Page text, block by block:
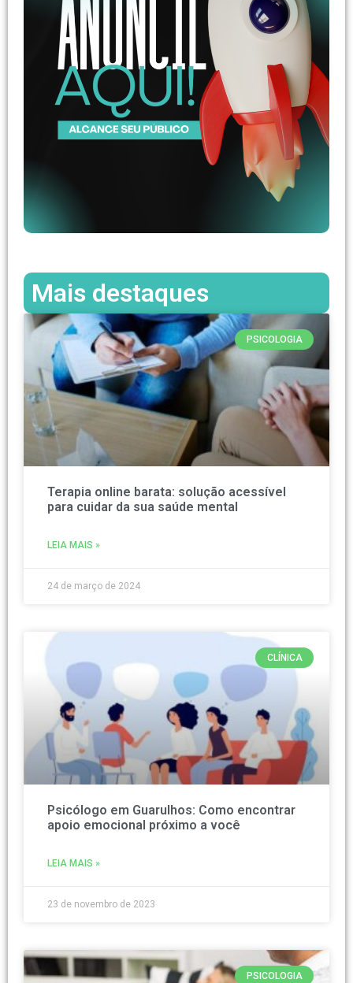
Mais destaques
PSICOLOGIA
Terapia online barata: solução acessível
para cuidar da sua saúde mental
LEIA MAIS »
24 de março de 2024
CLÍNICA
Psicólogo em Guarulhos: Como encontrar
apoio emocional próximo a você
LEIA MAIS »
23 de novembro de 2023
PSICOLOGIA